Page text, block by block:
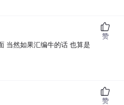
当然如果汇编牛的话 也算是
赞
赞